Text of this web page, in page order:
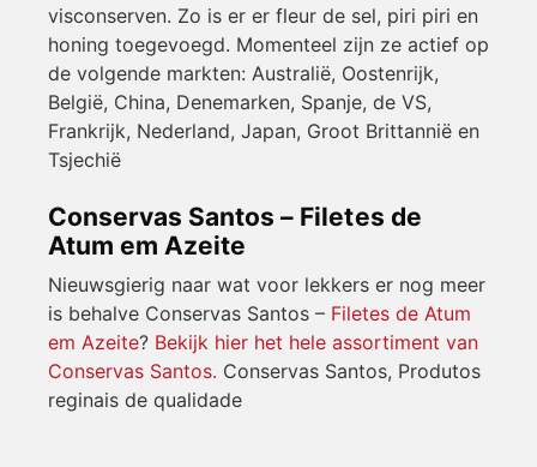
visconserven. Zo is er er fleur de sel, piri piri en
honing toegevoegd. Momenteel zijn ze actief op
de volgende markten: Australië, Oostenrijk,
België, China, Denemarken, Spanje, de VS,
Frankrijk, Nederland, Japan, Groot Brittannië en
Tsjechië
Conservas Santos – Filetes de
Atum em Azeite
Nieuwsgierig naar wat voor lekkers er nog meer
is behalve Conservas Santos – Filetes de Atum
em Azeite? Bekijk hier het hele assortiment van
Conservas Santos. Conservas Santos, Produtos
reginais de qualidade